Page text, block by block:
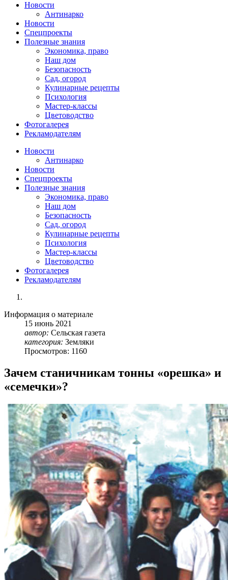
Новости
Антинарко
Новости
Спецпроекты
Полезные знания
Экономика, право
Наш дом
Безопасность
Сад, огород
Кулинарные рецепты
Психология
Мастер-классы
Цветоводство
Фотогалерея
Рекламодателям
Новости
Антинарко
Новости
Спецпроекты
Полезные знания
Экономика, право
Наш дом
Безопасность
Сад, огород
Кулинарные рецепты
Психология
Мастер-классы
Цветоводство
Фотогалерея
Рекламодателям
Информация о материале
15 июнь 2021
автор: Сельская газета
категория: Земляки
Просмотров: 1160
Зачем станичникам тонны «орешка» и
«семечки»?